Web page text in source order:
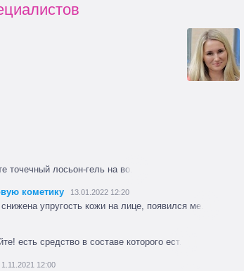
точечный лосьон-гель на во...
кометику 13.01.2022 12:20
упругость кожи на лице, появился ме...
есть средство в составе которого ест...
1.11.2021 12:00